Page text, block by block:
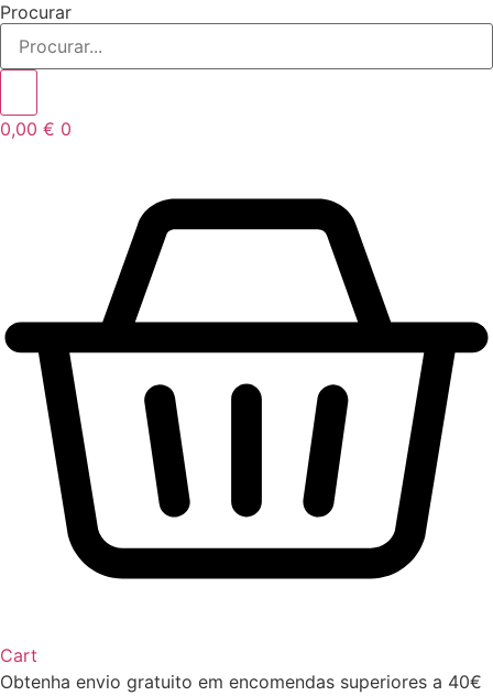
Procurar
0,00 € 0
Cart
Obtenha envio gratuito em encomendas superiores a 40€